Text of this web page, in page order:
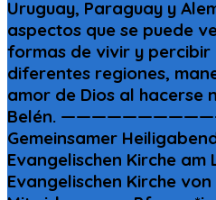
Uruguay, Paraguay y
aspectos que se puede
formas de vivir y percibir
diferentes regiones,
amor de Dios al hacerse
Belén.
Gemeinsamer
Evangelischen Kirche am
Evangelischen Kirche